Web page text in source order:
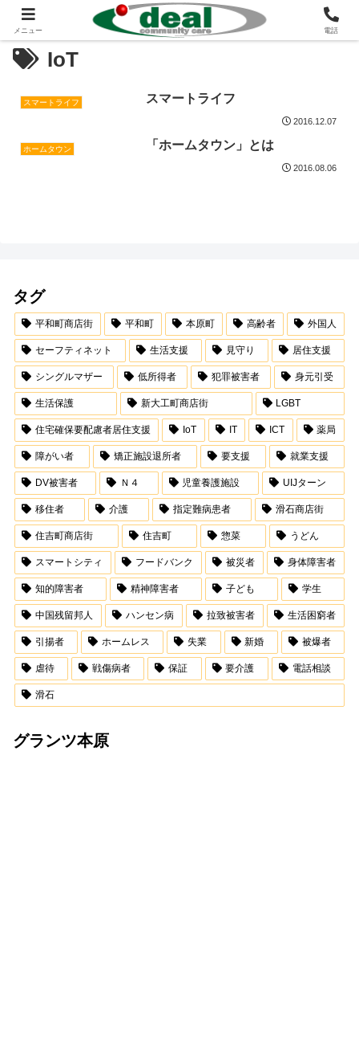
IoT
スマートライフ スマートライフ
2016.12.07
ホームタウン 「ホームタウン」とは
2016.08.06
タグ
平和町商店街 平和町 本原町 高齢者 外国人
セーフティネット 生活支援 見守り 居住支援
シングルマザー 低所得者 犯罪被害者 身元引受
生活保護 新大工町商店街 LGBT
住宅確保要配慮者居住支援 IoT IT ICT 薬局
障がい者 矯正施設退所者 要支援 就業支援
DV被害者 Ｎ４ 児童養護施設 UIJターン
移住者 介護 指定難病患者 滑石商店街
住吉町商店街 住吉町 惣菜 うどん
スマートシティ フードバンク 被災者 身体障害者
知的障害者 精神障害者 子ども 学生
中国残留邦人 ハンセン病 拉致被害者 生活困窮者
引揚者 ホームレス 失業 新婚 被爆者
虐待 戦傷病者 保証 要介護 電話相談
滑石
グランツ本原
メニュー 電話